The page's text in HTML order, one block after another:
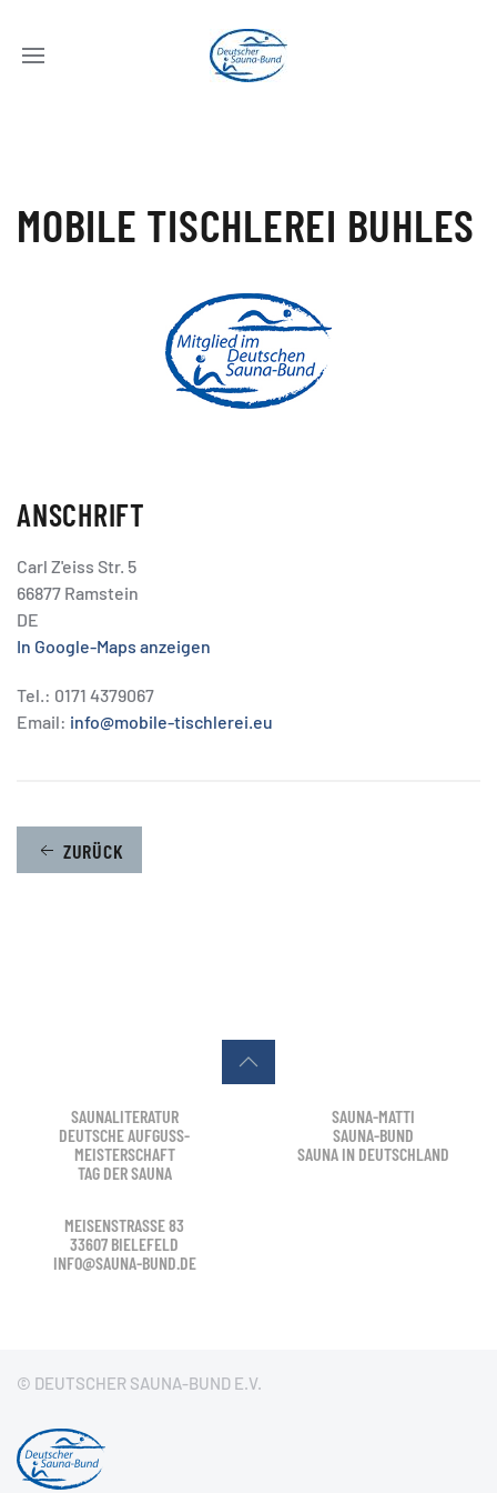
MOBILE TISCHLEREI BUHLES
ANSCHRIFT
Carl Z'eiss Str. 5
66877 Ramstein
DE
In Google-Maps anzeigen
Tel.: 0171 4379067
Email: info@mobile-tischlerei.eu
ZURÜCK
SAUNALITERATUR
DEUTSCHE AUFGUSS-
MEISTERSCHAFT
TAG DER SAUNA
SAUNA-MATTI
SAUNA-BUND
SAUNA IN DEUTSCHLAND
MEISENSTRASSE 83
33607 BIELEFELD
INFO@SAUNA-BUND.DE
© DEUTSCHER SAUNA-BUND E.V.